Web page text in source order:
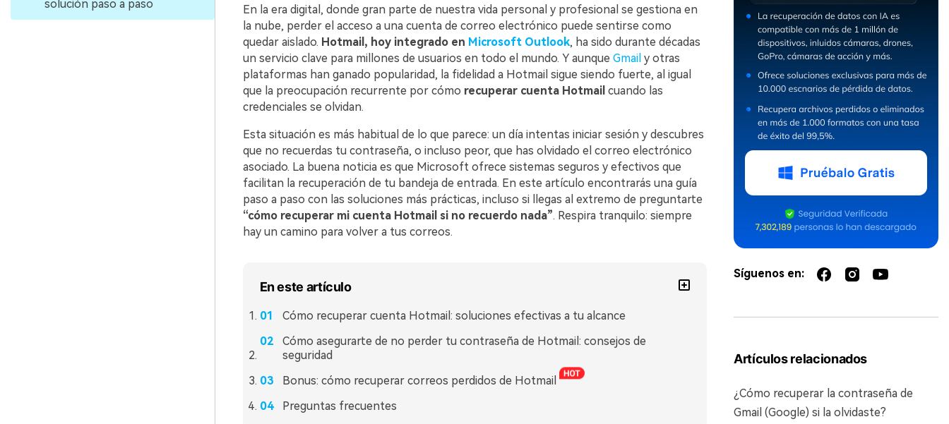
VER TODAS LAS FUNCIONES
solución paso a paso
En la era digital, donde gran parte de nuestra vida personal y profesional se gestiona en
la nube, perder el acceso a una cuenta de correo electrónico puede sentirse como
quedar aislado. Hotmail, hoy integrado en Microsoft Outlook, ha sido durante décadas
un servicio clave para millones de usuarios en todo el mundo. Y aunque Gmail y otras
plataformas han ganado popularidad, la fidelidad a Hotmail sigue siendo fuerte, al igual
que la preocupación recurrente por cómo recuperar cuenta Hotmail cuando las
credenciales se olvidan.
Esta situación es más habitual de lo que parece: un día intentas iniciar sesión y descubres
que no recuerdas tu contraseña, o incluso peor, que has olvidado el correo electrónico
asociado. La buena noticia es que Microsoft ofrece sistemas seguros y efectivos que
facilitan la recuperación de tu bandeja de entrada. En este artículo encontrarás una guía
paso a paso con las soluciones más prácticas, incluso si llegas al extremo de preguntarte
“cómo recuperar mi cuenta Hotmail si no recuerdo nada”. Respira tranquilo: siempre
hay un camino para volver a tus correos.
En este artículo
Cómo recuperar cuenta Hotmail: soluciones efectivas a tu alcance
Cómo asegurarte de no perder tu contraseña de Hotmail: consejos de
seguridad
Bonus: cómo recuperar correos perdidos de Hotmail
Preguntas frecuentes
Síguenos en:
Artículos relacionados
¿Cómo recuperar la contraseña de
Gmail (Google) si la olvidaste?